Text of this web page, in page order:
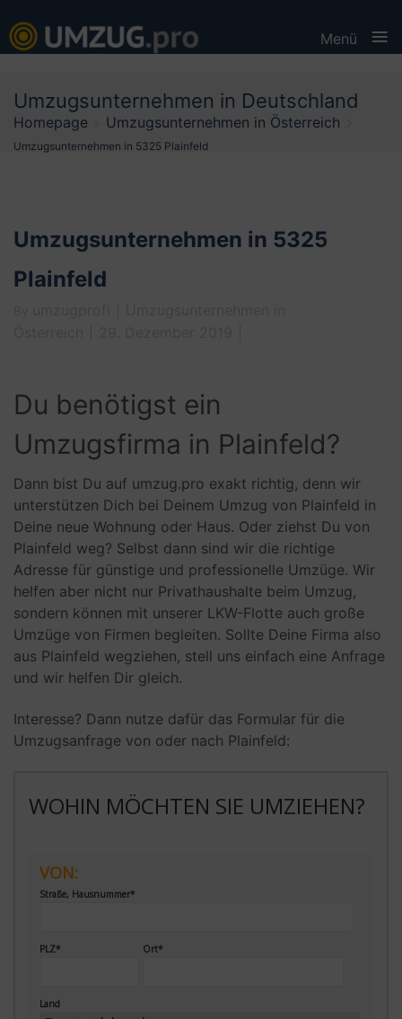
Menü ≡
content
Umzugsunternehmen in Deutschland
Homepage Umzugsunternehmen in Österreich
Umzugsunternehmen in 5325 Plainfeld
Umzugsunternehmen in 5325
Plainfeld
Du benötigst ein
Umzugsfirma in Plainfeld?
Dann bist Du auf umzug.pro exakt richtig, denn wir
unterstützen Dich bei Deinem Umzug von Plainfeld in
Deine neue Wohnung oder Haus. Oder ziehst Du von
Plainfeld weg? Selbst dann sind wir die richtige
Adresse für günstige und professionelle Umzüge. Wir
helfen aber nicht nur Privathaushalte beim Umzug,
sondern können mit unserer LKW-Flotte auch große
Umzüge von Firmen begleiten. Sollte Deine Firma also
aus Plainfeld wegziehen, stell uns einfach eine Anfrage
und wir helfen Dir gleich.
Interesse? Dann nutze dafür das Formular für die
Umzugsanfrage von oder nach Plainfeld:
WOHIN MÖCHTEN SIE UMZIEHEN?
VON:
Straße, Hausnummer*
PLZ* Ort*
Land